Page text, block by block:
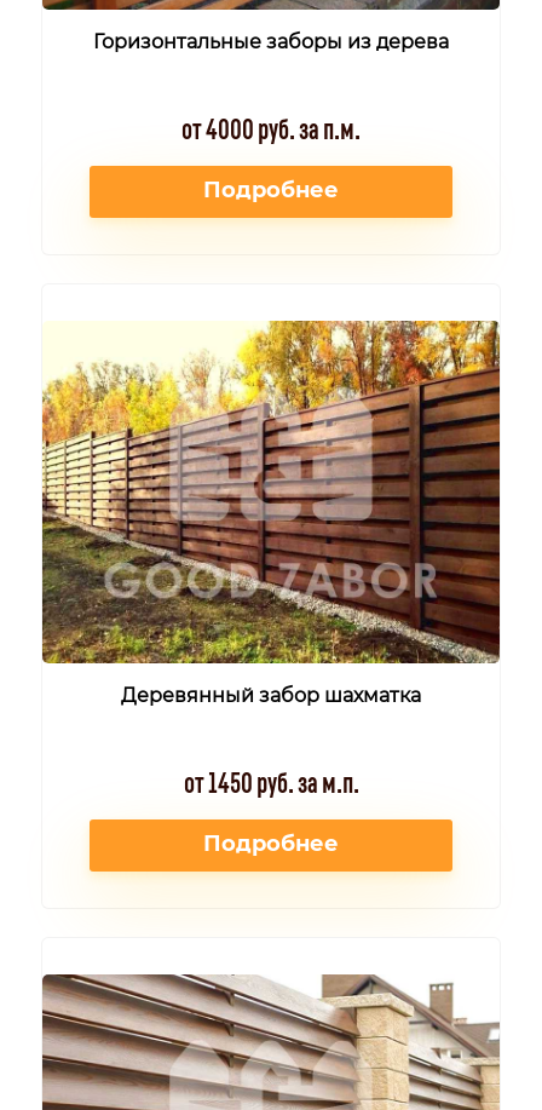
Горизонтальные заборы из дерева
от 4000 руб. за п.м.
Подробнее
Деревянный забор шахматка
от 1450 руб. за м.п.
Подробнее